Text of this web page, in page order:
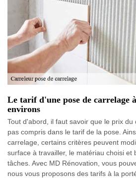
Le tarif d'une pose de carrelage
environs
Tout d'abord, il faut savoir que le prix
pas compris dans le tarif de la pose.
carrelage, certains critères peuvent
surface à travailler, le matériau choisi et
tâches. Avec MD Rénovation, vous
nous vous proposons des tarifs à la